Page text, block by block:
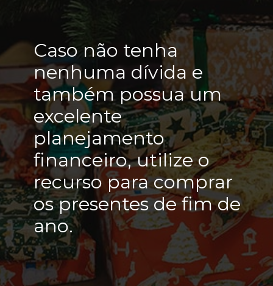
Caso não tenha
nenhuma dívida e
também possua um
excelente
planejamento
financeiro, utilize o
recurso para comprar
os presentes de fim de
ano.